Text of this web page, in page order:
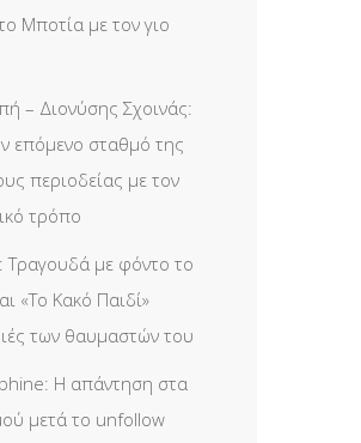
Μποτία με τον γιο
– Διονύσης Σχοινάς:
επόμενο σταθμό της
περιοδείας με τον
τρόπο
Τραγουδά με φόντο το
«Το Κακό Παιδί»
των θαυμαστών του
Η απάντηση στα
μετά το unfollow